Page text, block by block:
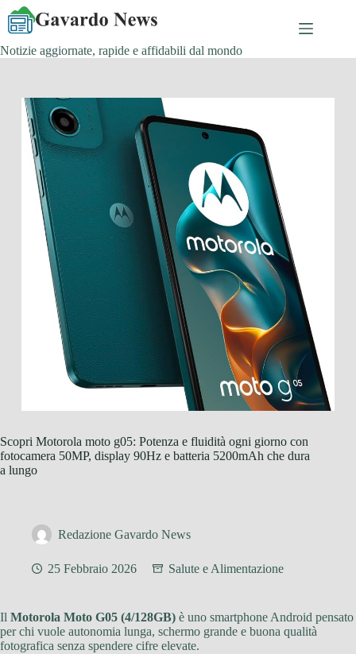
Salta
contenuto
Notizie aggiornate, rapide e affidabili dal mondo
Scopri Motorola moto g05: Potenza e fluidità ogni giorno con
fotocamera 50MP, display 90Hz e batteria 5200mAh che dura
a lungo
Redazione Gavardo News
25 Febbraio 2026 Salute e Alimentazione
Il Motorola Moto G05 (4/128GB) è uno smartphone Android pensato
per chi vuole autonomia lunga, schermo grande e buona qualità
fotografica senza spendere cifre elevate.